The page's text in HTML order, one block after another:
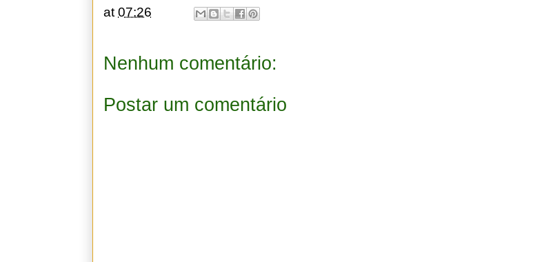
at07:26
Nenhum comentário:
Postar um comentário